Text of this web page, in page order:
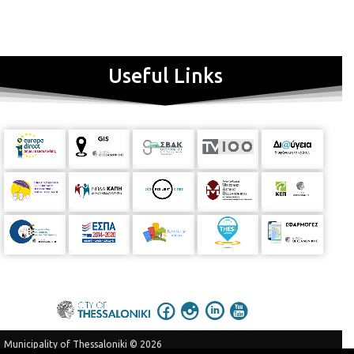
Useful Links
Municipality of Thessaloniki © 2026